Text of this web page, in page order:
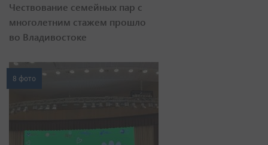
Чествование семейных пар с
многолетним стажем прошло
во Владивостоке
8 фото